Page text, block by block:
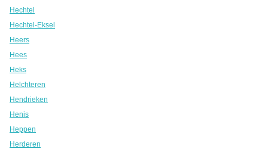
Hechtel
Hechtel-Eksel
Heers
Hees
Heks
Helchteren
Hendrieken
Henis
Heppen
Herderen